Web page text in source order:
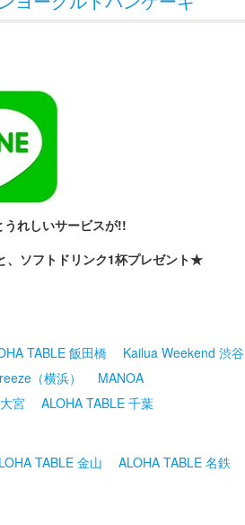
れしいサービスが!!
ソフトドリンク1杯プレゼント★
TABLE 飯田橋
Kailua Weekend 渋谷
（横浜）
MANOA
宮
ALOHA TABLE 千葉
TABLE 金山
ALOHA TABLE 名鉄